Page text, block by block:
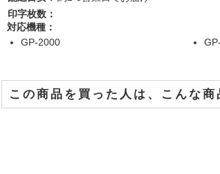
印字枚数：
対応機種：
GP-2000
この商品を買った人は、こんな